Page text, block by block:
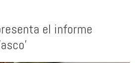
el informe